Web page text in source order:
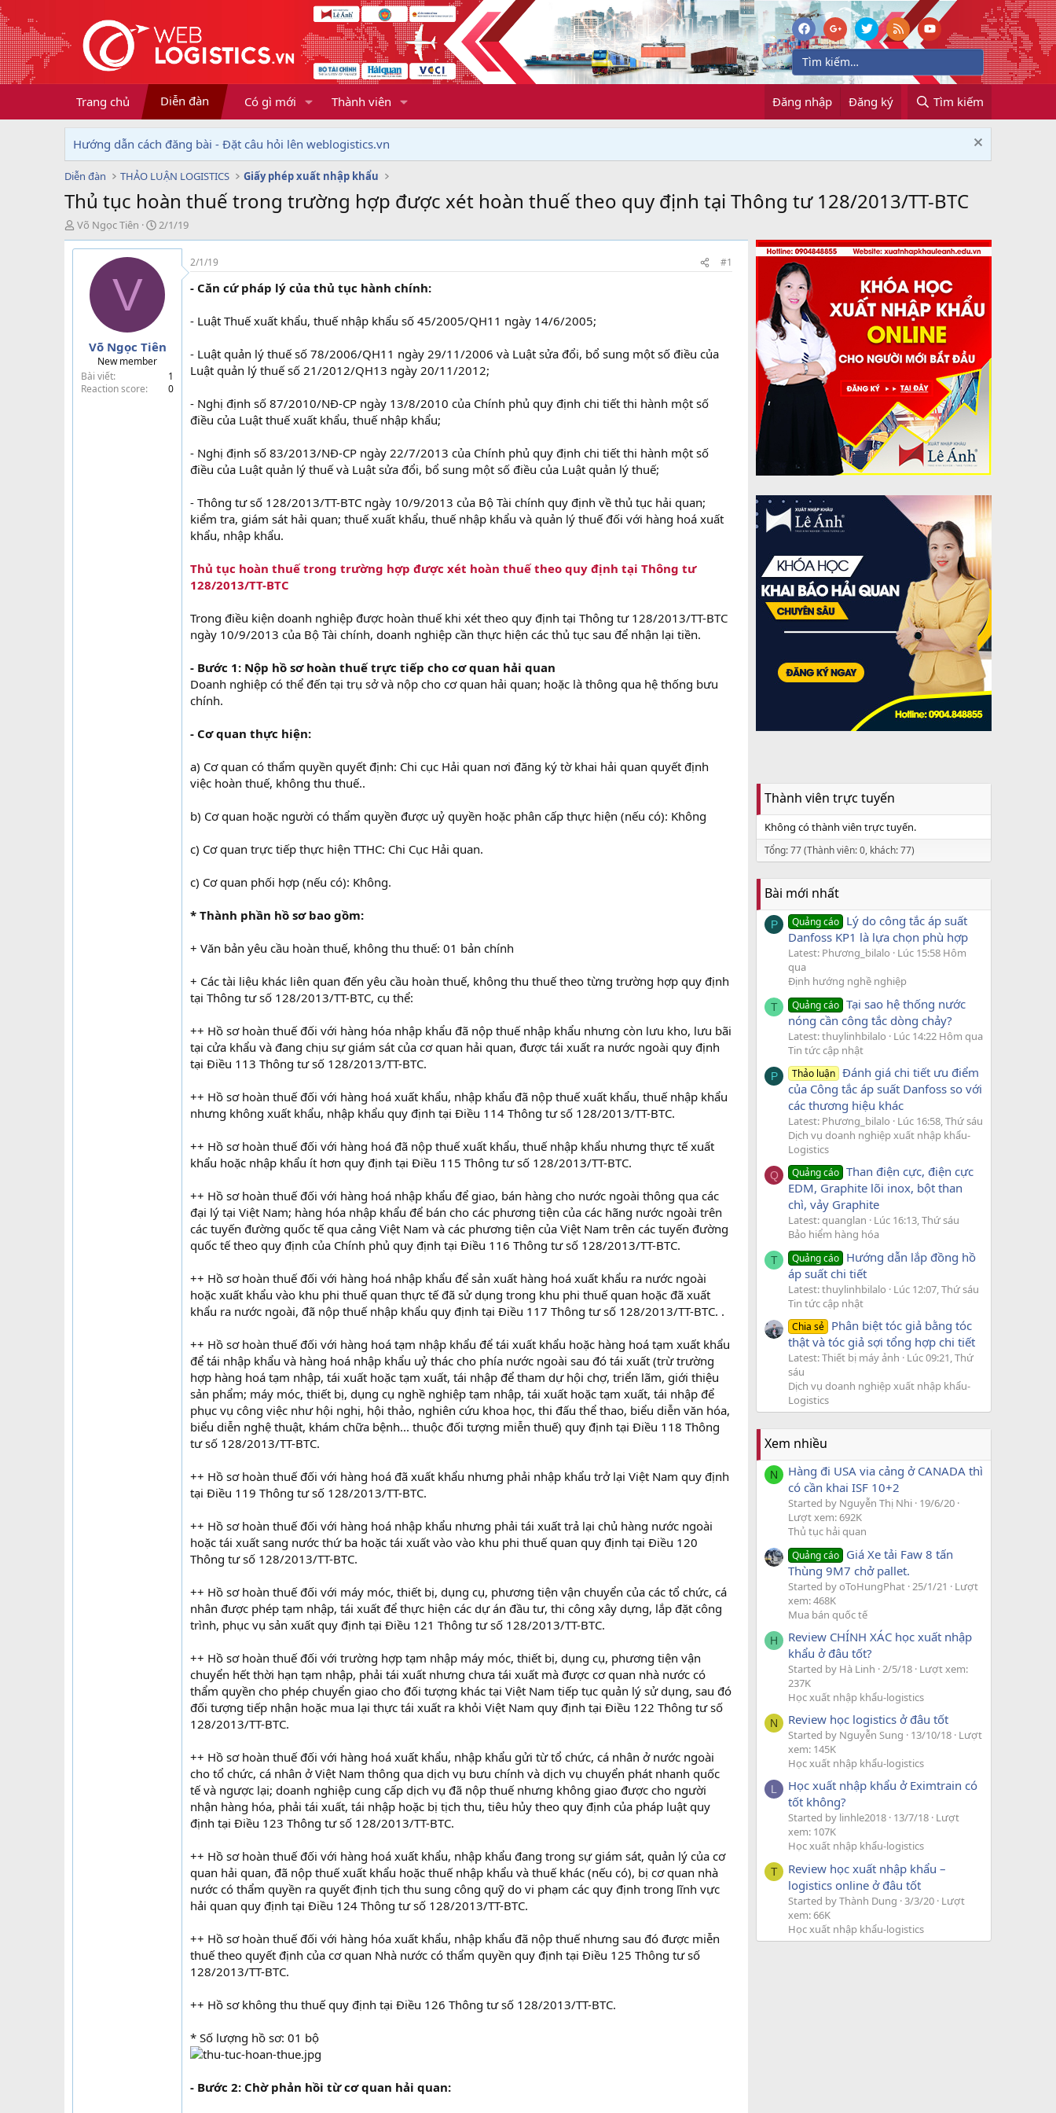
Trang chủ Diễn đàn Có gì mới Thành viên Đăng nhập Đăng ký Tìm kiếm
Hướng dẫn cách đăng bài - Đặt câu hỏi lên weblogistics.vn
Diễn đàn THẢO LUẬN LOGISTICS Giấy phép xuất nhập khẩu
Thủ tục hoàn thuế trong trường hợp được xét hoàn thuế theo quy định tại Thông tư 128/2013/TT-BTC
T
h
r
Võ Ngọc Tiên
N
g
à
g
ử
2/1/19
V
Võ Ngọc Tiên
New member
Bài viết
1
Reaction score
0
2/1/19 #1
- Căn cứ pháp lý của thủ tục hành chính:
- Luật Thuế xuất khẩu, thuế nhập khẩu số 45/2005/QH11 ngày 14/6/2005;
- Luật quản lý thuế số 78/2006/QH11 ngày 29/11/2006 và Luật sửa đổi, bổ sung một số điều của
Luật quản lý thuế số 21/2012/QH13 ngày 20/11/2012;
- Nghị định số 87/2010/NĐ-CP ngày 13/8/2010 của Chính phủ quy định chi tiết thi hành một số
điều của Luật thuế xuất khẩu, thuế nhập khẩu;
- Nghị định số 83/2013/NĐ-CP ngày 22/7/2013 của Chính phủ quy định chi tiết thi hành một số
điều của Luật quản lý thuế và Luật sửa đổi, bổ sung một số điều của Luật quản lý thuế;
- Thông tư số 128/2013/TT-BTC ngày 10/9/2013 của Bộ Tài chính quy định về thủ tục hải quan;
kiểm tra, giám sát hải quan; thuế xuất khẩu, thuế nhập khẩu và quản lý thuế đối với hàng hoá xuất
khẩu, nhập khẩu.
Thủ tục hoàn thuế trong trường hợp được xét hoàn thuế theo quy định tại Thông tư
128/2013/TT-BTC
Trong điều kiện doanh nghiệp được hoàn thuế khi xét theo quy định tại Thông tư 128/2013/TT-BTC
ngày 10/9/2013 của Bộ Tài chính, doanh nghiệp cần thực hiện các thủ tục sau để nhận lại tiền.
- Bước 1: Nộp hồ sơ hoàn thuế trực tiếp cho cơ quan hải quan
Doanh nghiệp có thể đến tại trụ sở và nộp cho cơ quan hải quan; hoặc là thông qua hệ thống bưu
chính.
- Cơ quan thực hiện:
a) Cơ quan có thẩm quyền quyết định: Chi cục Hải quan nơi đăng ký tờ khai hải quan quyết định
việc hoàn thuế, không thu thuế..
b) Cơ quan hoặc người có thẩm quyền được uỷ quyền hoặc phân cấp thực hiện (nếu có): Không
c) Cơ quan trực tiếp thực hiện TTHC: Chi Cục Hải quan.
c) Cơ quan phối hợp (nếu có): Không.
* Thành phần hồ sơ bao gồm:
+ Văn bản yêu cầu hoàn thuế, không thu thuế: 01 bản chính
+ Các tài liệu khác liên quan đến yêu cầu hoàn thuế, không thu thuế theo từng trường hợp quy định
tại Thông tư số 128/2013/TT-BTC, cụ thể:
++ Hồ sơ hoàn thuế đối với hàng hóa nhập khẩu đã nộp thuế nhập khẩu nhưng còn lưu kho, lưu bãi
tại cửa khẩu và đang chịu sự giám sát của cơ quan hải quan, được tái xuất ra nước ngoài quy định
tại Điều 113 Thông tư số 128/2013/TT-BTC.
++ Hồ sơ hoàn thuế đối với hàng hoá xuất khẩu, nhập khẩu đã nộp thuế xuất khẩu, thuế nhập khẩu
nhưng không xuất khẩu, nhập khẩu quy định tại Điều 114 Thông tư số 128/2013/TT-BTC.
++ Hồ sơ hoàn thuế đối với hàng hoá đã nộp thuế xuất khẩu, thuế nhập khẩu nhưng thực tế xuất
khẩu hoặc nhập khẩu ít hơn quy định tại Điều 115 Thông tư số 128/2013/TT-BTC.
++ Hồ sơ hoàn thuế đối với hàng hoá nhập khẩu để giao, bán hàng cho nước ngoài thông qua các
đại lý tại Việt Nam; hàng hóa nhập khẩu để bán cho các phương tiện của các hãng nước ngoài trên
các tuyến đường quốc tế qua cảng Việt Nam và các phương tiện của Việt Nam trên các tuyến đường
quốc tế theo quy định của Chính phủ quy định tại Điều 116 Thông tư số 128/2013/TT-BTC.
++ Hồ sơ hoàn thuế đối với hàng hoá nhập khẩu để sản xuất hàng hoá xuất khẩu ra nước ngoài
hoặc xuất khẩu vào khu phi thuế quan thực tế đã sử dụng trong khu phi thuế quan hoặc đã xuất
khẩu ra nước ngoài, đã nộp thuế nhập khẩu quy định tại Điều 117 Thông tư số 128/2013/TT-BTC. .
++ Hồ sơ hoàn thuế đối với hàng hoá tạm nhập khẩu để tái xuất khẩu hoặc hàng hoá tạm xuất khẩu
để tái nhập khẩu và hàng hoá nhập khẩu uỷ thác cho phía nước ngoài sau đó tái xuất (trừ trường
hợp hàng hoá tạm nhập, tái xuất hoặc tạm xuất, tái nhập để tham dự hội chợ, triển lãm, giới thiệu
sản phẩm; máy móc, thiết bị, dụng cụ nghề nghiệp tạm nhập, tái xuất hoặc tạm xuất, tái nhập để
phục vụ công việc như hội nghị, hội thảo, nghiên cứu khoa học, thi đấu thể thao, biểu diễn văn hóa,
biểu diễn nghệ thuật, khám chữa bệnh... thuộc đối tượng miễn thuế) quy định tại Điều 118 Thông
tư số 128/2013/TT-BTC.
++ Hồ sơ hoàn thuế đối với hàng hoá đã xuất khẩu nhưng phải nhập khẩu trở lại Việt Nam quy định
tại Điều 119 Thông tư số 128/2013/TT-BTC.
++ Hồ sơ hoàn thuế đối với hàng hoá nhập khẩu nhưng phải tái xuất trả lại chủ hàng nước ngoài
hoặc tái xuất sang nước thứ ba hoặc tái xuất vào vào khu phi thuế quan quy định tại Điều 120
Thông tư số 128/2013/TT-BTC.
++ Hồ sơ hoàn thuế đối với máy móc, thiết bị, dụng cụ, phương tiện vận chuyển của các tổ chức, cá
nhân được phép tạm nhập, tái xuất để thực hiện các dự án đầu tư, thi công xây dựng, lắp đặt công
trình, phục vụ sản xuất quy định tại Điều 121 Thông tư số 128/2013/TT-BTC.
++ Hồ sơ hoàn thuế đối với trường hợp tạm nhập máy móc, thiết bị, dụng cụ, phương tiện vận
chuyển hết thời hạn tạm nhập, phải tái xuất nhưng chưa tái xuất mà được cơ quan nhà nước có
thẩm quyền cho phép chuyển giao cho đối tượng khác tại Việt Nam tiếp tục quản lý sử dụng, sau đó
đối tượng tiếp nhận hoặc mua lại thực tái xuất ra khỏi Việt Nam quy định tại Điều 122 Thông tư số
128/2013/TT-BTC.
++ Hồ sơ hoàn thuế đối với hàng hoá xuất khẩu, nhập khẩu gửi từ tổ chức, cá nhân ở nước ngoài
cho tổ chức, cá nhân ở Việt Nam thông qua dịch vụ bưu chính và dịch vụ chuyển phát nhanh quốc
tế và ngược lại; doanh nghiệp cung cấp dịch vụ đã nộp thuế nhưng không giao được cho người
nhận hàng hóa, phải tái xuất, tái nhập hoặc bị tịch thu, tiêu hủy theo quy định của pháp luật quy
định tại Điều 123 Thông tư số 128/2013/TT-BTC.
++ Hồ sơ hoàn thuế đối với hàng hoá xuất khẩu, nhập khẩu đang trong sự giám sát, quản lý của cơ
quan hải quan, đã nộp thuế xuất khẩu hoặc thuế nhập khẩu và thuế khác (nếu có), bị cơ quan nhà
nước có thẩm quyền ra quyết định tịch thu sung công quỹ do vi phạm các quy định trong lĩnh vực
hải quan quy định tại Điều 124 Thông tư số 128/2013/TT-BTC.
++ Hồ sơ hoàn thuế đối với hàng hóa xuất khẩu, nhập khẩu đã nộp thuế nhưng sau đó được miễn
thuế theo quyết định của cơ quan Nhà nước có thẩm quyền quy định tại Điều 125 Thông tư số
128/2013/TT-BTC.
++ Hồ sơ không thu thuế quy định tại Điều 126 Thông tư số 128/2013/TT-BTC.
* Số lượng hồ sơ: 01 bộ
- Bước 2: Chờ phản hồi từ cơ quan hải quan:
Thành viên trực tuyến
Không có thành viên trực tuyến.
Tổng: 77 (Thành viên: 0, khách: 77)
Bài mới nhất
P Quảng cáo Lý do công tắc áp suất
Danfoss KP1 là lựa chọn phù hợp
Latest: Phương_bilalo
Lúc 15:58 Hôm
qua
Định hướng nghề nghiệp
T Quảng cáo Tại sao hệ thống nước
nóng cần công tắc dòng chảy?
Latest: thuylinhbilalo
Lúc 14:22 Hôm qua
Tin tức cập nhật
P Thảo luận Đánh giá chi tiết ưu điểm
của Công tắc áp suất Danfoss so với
các thương hiệu khác
Latest: Phương_bilalo
Lúc 16:58, Thứ sáu
Dịch vụ doanh nghiệp xuất nhập khẩu-
Logistics
Q Quảng cáo Than điện cực, điện cực
EDM, Graphite lõi inox, bột than
chì, vảy Graphite
Latest: quanglan
Lúc 16:13, Thứ sáu
Bảo hiểm hàng hóa
T Quảng cáo Hướng dẫn lắp đồng hồ
áp suất chi tiết
Latest: thuylinhbilalo
Lúc 12:07, Thứ sáu
Tin tức cập nhật
Chia sẻ Phân biệt tóc giả bằng tóc
thật và tóc giả sợi tổng hợp chi tiết
Latest: Thiết bị máy ảnh
Lúc 09:21, Thứ
sáu
Dịch vụ doanh nghiệp xuất nhập khẩu-
Logistics
Xem nhiều
N
Hàng đi USA via cảng ở CANADA thì
có cần khai ISF 10+2
Started by Nguyễn Thị Nhi 19/6/20
Lượt xem: 692K
Thủ tục hải quan
Quảng cáo Giá Xe tải Faw 8 tấn
Thùng 9M7 chở pallet.
Started by oToHungPhat 25/1/21
Lượt
xem: 468K
Mua bán quốc tế
H
Review CHÍNH XÁC học xuất nhập
khẩu ở đâu tốt?
Started by Hà Linh 2/5/18 Lượt xem:
237K
Học xuất nhập khẩu-logistics
N Review học logistics ở đâu tốt
Started by Nguyễn Sung 13/10/18 Lượt
xem: 145K
Học xuất nhập khẩu-logistics
L
Học xuất nhập khẩu ở Eximtrain có
tốt không?
Started by linhle2018 13/7/18 Lượt
xem: 107K
Học xuất nhập khẩu-logistics
T
Review học xuất nhập khẩu –
logistics online ở đâu tốt
Started by Thành Dung 3/3/20 Lượt
xem: 66K
Học xuất nhập khẩu-logistics